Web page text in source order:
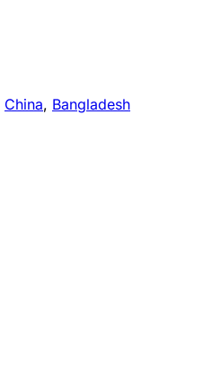
China, Bangladesh